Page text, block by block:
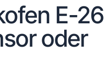
E-
oder